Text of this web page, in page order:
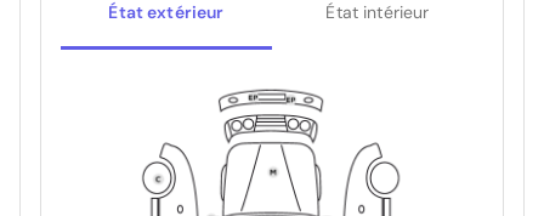
État extérieur État intérieur